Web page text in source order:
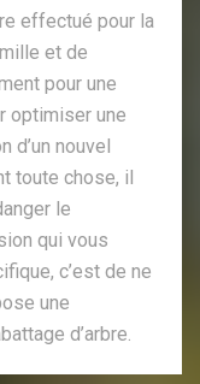
effectué pour la
et de
pour une
optimiser une
d’un nouvel
toute chose, il
le
qui vous
c’est de ne
une
d’arbre.